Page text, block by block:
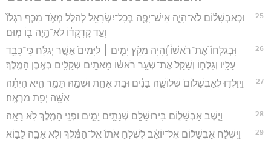
25
וּכְאַבְשָׁל֗וֹם לֹא־הָיָ֧ה אִישׁ־יָפֶ֛ה בְּכָל־יִשְׂרָאֵ֖ל לְהַלֵּ֣ל מְאֹ֑ד מִכַּ֤ף רַגְלוֹ֙
וְעַ֣ד קָדְקֳד֔וֹ לֹא־הָ֥יָה ב֖וֹ מֽוּם׃
26
וּֽבְגַלְּחוֹ֮ אֶת־רֹאשׁוֹ֒ וְֽ֠הָיָה מִקֵּ֨ץ יָמִ֤ים ׀ לַיָּמִים֙ אֲשֶׁ֣ר יְגַלֵּ֔חַ כִּֽי־כָבֵ֥ד
עָלָ֖יו וְגִלְּח֑וֹ וְשָׁקַל֙ אֶת־שְׂעַ֣ר רֹאשׁ֔וֹ מָאתַ֥יִם שְׁקָלִ֖ים בְּאֶ֥בֶן הַמֶּֽלֶךְ׃
27
וַיִּֽוָּלְד֤וּ לְאַבְשָׁלוֹם֙ שְׁלוֹשָׁ֣ה בָנִ֔ים וּבַ֥ת אַחַ֖ת וּשְׁמָ֣הּ תָּמָ֑ר הִ֣יא הָיְתָ֔ה
אִשָּׁ֖ה יְפַ֥ת מַרְאֶֽה׃
28 וַיֵּ֧שֶׁב אַבְשָׁל֛וֹם בִּירוּשָׁלִַ֖ם שְׁנָתַ֣יִם יָמִ֑ים וּפְנֵ֥י הַמֶּ֖לֶךְ לֹ֥א רָאָֽה׃
29
וַיִּשְׁלַ֨ח אַבְשָׁל֜וֹם אֶל־יוֹאָ֗ב לִשְׁלֹ֤חַ אֹתוֹ֙ אֶל־הַמֶּ֔לֶךְ וְלֹ֥א אָבָ֖ה לָב֣וֹא